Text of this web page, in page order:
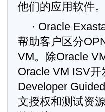
他们的应用软件。
· Oracle
帮助客户区分
VM。除Oracle
Oracle VM ISV
Developer
文授权和测试资